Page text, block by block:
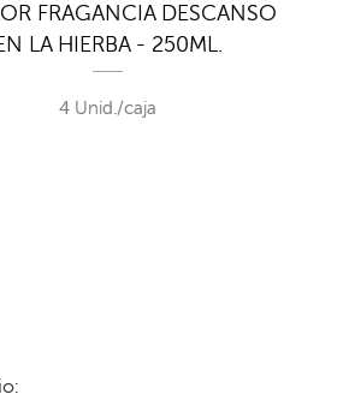
FRAGANCIA DESCANSO
LA HIERBA - 250ML.
4 Unid./caja